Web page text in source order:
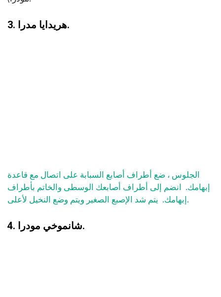
3. هريدايا مدرا.
الجلوس ، ضع أطراف أصابع السبابة على اتصال مع قاعدة
إبهامك. انضم إلى أطراف أصابعك الوسطى والخاتم بأطراف
إبهامك. يتم شد الإصبع الصغير ويتم وضع النخيل لأعلى.
4. شانموخي مودرا.